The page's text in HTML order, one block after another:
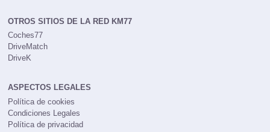
OTROS SITIOS DE LA RED KM77
Coches77
DriveMatch
DriveK
ASPECTOS LEGALES
Política de cookies
Condiciones Legales
Política de privacidad